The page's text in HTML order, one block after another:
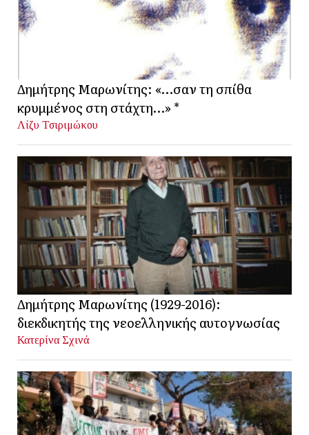
Δημήτρης Μαρωνίτης: «…σαν τη σπίθα
κρυμμένος στη στάχτη…» *
Λίζυ Τσιριμώκου
Δημήτρης Μαρωνίτης (1929-2016):
διεκδικητής της νεοελληνικής αυτογνωσίας
Κατερίνα Σχινά